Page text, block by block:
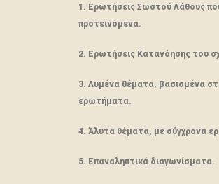
1. Ερωτήσεις Σωστού Λάθους
προτεινόμενα.
2. Ερωτήσεις Κατανόησης του
3. Λυμένα θέματα, βασισμένα
ερωτήματα.
4. Άλυτα θέματα, με σύγχρονα
5. Επαναληπτικά διαγωνίσματα.